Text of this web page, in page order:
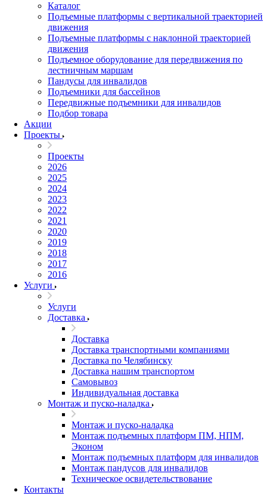
Каталог
Подъемные платформы с вертикальной траекторией
движения
Подъемные платформы с наклонной траекторией
движения
Подъемное оборудование для передвижения по
лестничным маршам
Пандусы для инвалидов
Подъемники для бассейнов
Передвижные подъемники для инвалидов
Подбор товара
Акции
Проекты
Проекты
2026
2025
2024
2023
2022
2021
2020
2019
2018
2017
2016
Услуги
Услуги
Доставка
Доставка
Доставка транспортными компаниями
Доставка по Челябинску
Доставка нашим транспортом
Самовывоз
Индивидуальная доставка
Монтаж и пуско-наладка
Монтаж и пуско-наладка
Монтаж подъемных платформ ПМ, НПМ,
Эконом
Монтаж подъемных платформ для инвалидов
Монтаж пандусов для инвалидов
Техническое освидетельствование
Контакты